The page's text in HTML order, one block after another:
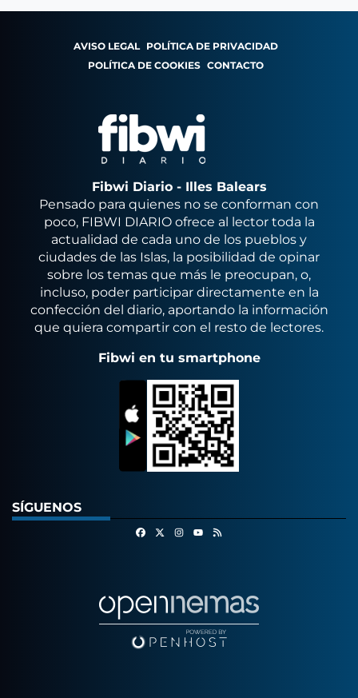
AVISO LEGAL POLÍTICA DE PRIVACIDAD
POLÍTICA DE COOKIES CONTACTO
Fibwi Diario - Illes Balears
Pensado para quienes no se conforman con
poco, FIBWI DIARIO ofrece al lector toda la
actualidad de cada uno de los pueblos y
ciudades de las Islas, la posibilidad de opinar
sobre los temas que más le preocupan, o,
incluso, poder participar directamente en la
confección del diario, aportando la información
que quiera compartir con el resto de lectores.
Fibwi en tu smartphone
SÍGUENOS
FacebookInstagram